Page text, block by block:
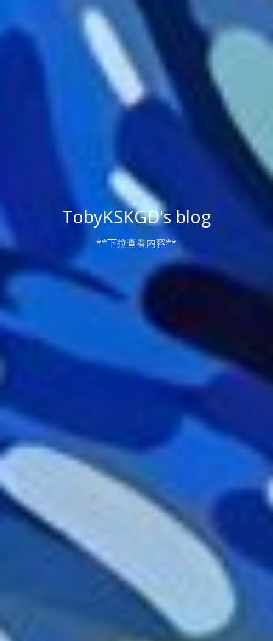
TobyKSKGD's blog
**下拉查看内容**